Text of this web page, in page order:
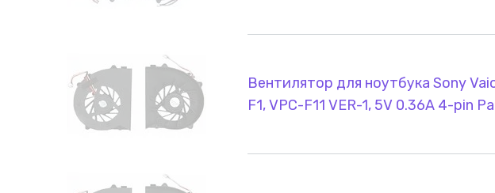
Вентилятор для ноутбука Sony
F1, VPC-F11 VER-1, 5V 0.36A 4-pin